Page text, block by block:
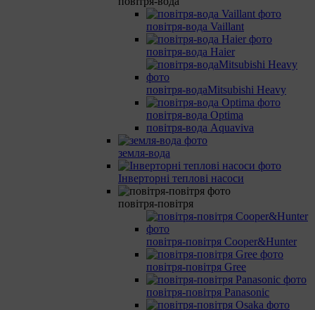
повітря-вода Vaillant
повітря-вода Haier
повітря-водаMitsubishi Heavy
повітря-вода Optima
повітря-вода Aquaviva
земля-вода
Інверторні теплові насоси
повітря-повітря
повітря-повітря Cooper&Hunter
повітря-повітря Gree
повітря-повітря Panasonic